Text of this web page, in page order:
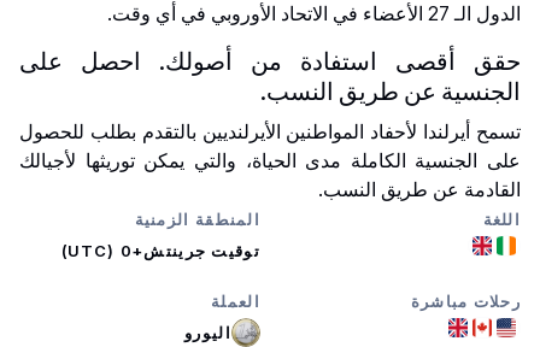
الدول الـ 27 الأعضاء في الاتحاد الأوروبي في أي وقت.
حقق أقصى استفادة من أصولك. احصل على
الجنسية عن طريق النسب.
تسمح أيرلندا لأحفاد المواطنين الأيرلنديين بالتقدم بطلب للحصول
على الجنسية الكاملة مدى الحياة، والتي يمكن توريثها لأجيالك
القادمة عن طريق النسب.
اللغة
المنطقة الزمنية
توقيت جرينتش+0 (UTC)
رحلات مباشرة
العملة
اليورو